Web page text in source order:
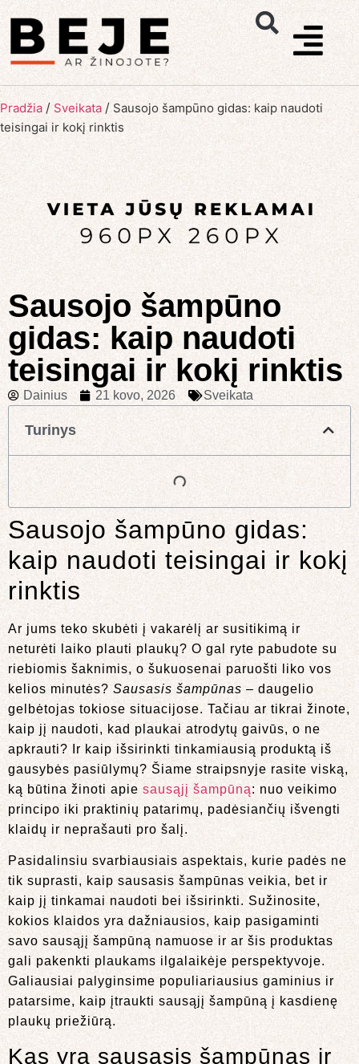
Pradžia / Sveikata / Sausojo šampūno gidas: kaip naudoti
teisingai ir kokį rinktis
Sausojo šampūno
gidas: kaip naudoti
teisingai ir kokį rinktis
Dainius 21 kovo, 2026 Sveikata
Turinys
Sausojo šampūno gidas:
kaip naudoti teisingai ir kokį
rinktis
Ar jums teko skubėti į vakarėlį ar susitikimą ir
neturėti laiko plauti plaukų? O gal ryte pabudote su
riebiomis šaknimis, o šukuosenai paruošti liko vos
kelios minutės? Sausasis šampūnas – daugelio
gelbėtojas tokiose situacijose. Tačiau ar tikrai žinote,
kaip jį naudoti, kad plaukai atrodytų gaivūs, o ne
apkrauti? Ir kaip išsirinkti tinkamiausią produktą iš
gausybės pasiūlymų? Šiame straipsnyje rasite viską,
ką būtina žinoti apie sausąjį šampūną: nuo veikimo
principo iki praktinių patarimų, padėsiančių išvengti
klaidų ir neprašauti pro šalį.
Pasidalinsiu svarbiausiais aspektais, kurie padės ne
tik suprasti, kaip sausasis šampūnas veikia, bet ir
kaip jį tinkamai naudoti bei išsirinkti. Sužinosite,
kokios klaidos yra dažniausios, kaip pasigaminti
savo sausąjį šampūną namuose ir ar šis produktas
gali pakenkti plaukams ilgalaikėje perspektyvoje.
Galiausiai palyginsime populiariausius gaminius ir
patarsime, kaip įtraukti sausąjį šampūną į kasdienę
plaukų priežiūrą.
Kas yra sausasis šampūnas ir